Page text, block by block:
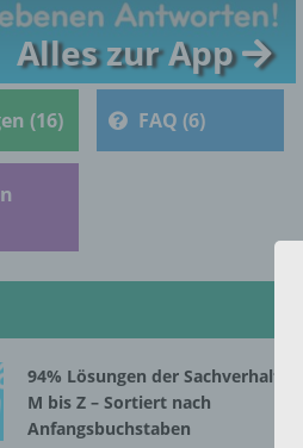
Alles zur App
(16) FAQ (6)
94% Lösungen der Sachverhalte
M bis Z – Sortiert nach
Anfangsbuchstaben